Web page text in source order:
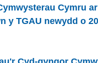
Cymru
y TGAU newydd o